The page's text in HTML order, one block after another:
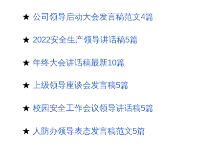
★公司领导启动大会发言稿范文4篇
★2022安全生产领导讲话稿5篇
★年终大会讲话稿最新10篇
★上级领导座谈会发言稿5篇
★校园安全工作会议领导讲话稿5篇
★ 人防办领导表态发言稿范文5篇